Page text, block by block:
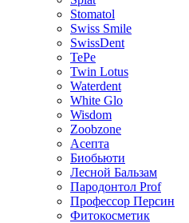
Stomatol
Swiss Smile
SwissDent
TePe
Twin Lotus
Waterdent
White Glo
Wisdom
Zoobzone
Асепта
Биобьюти
Лесной Бальзам
Пародонтол Prof
Профессор Персин
Фитокосметик